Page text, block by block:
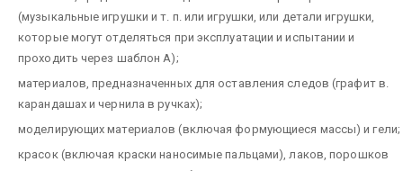
(музыкальные игрушки и т. п. или игрушки, или детали игрушки,
которые могут отделяться при эксплуатации и испытании и
проходить через шаблон А);
материалов, предназначенных для оставления следов (графит в.
карандашах и чернила в ручках);
моделирующих материалов (включая формующиеся массы) и гели;
красок (включая краски наносимые пальцами), лаков, порошков